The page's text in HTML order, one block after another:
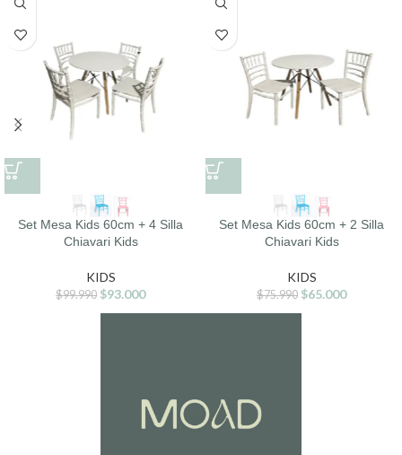
Set Mesa Kids 60cm + 4 Silla
Chiavari Kids
KIDS
$99.990 $93.000
Set Mesa Kids 60cm + 2 Silla
Chiavari Kids
KIDS
$75.990 $65.000